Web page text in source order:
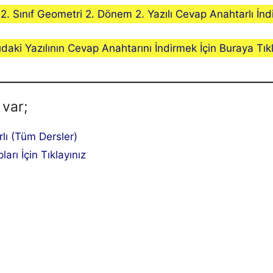
Sınıf Geometri 2. Dönem 2. Yazılı Cevap Anahtarlı
Yazılının Cevap Anahtarını İndirmek İçin Buraya
(Tüm Dersler)
İçin Tıklayınız